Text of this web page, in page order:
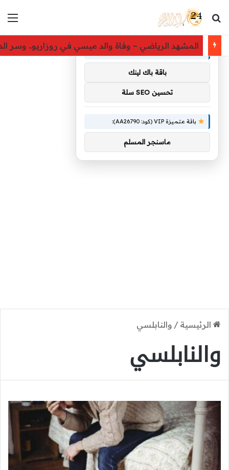
بحث عن
المشهد الرياضي – وفاة والد ميسي في روزاريو.. وسر
الرئيسية / والنابلسي
والنابلسي
توصيات :
باقة متميزة VIP (كود: AA11138):
باقة باك لينك
تحسين SEO سلة
باقة متميزة VIP (كود: AA26790):
ماسنجر المسلم